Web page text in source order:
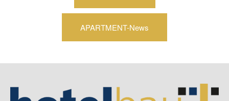
APARTMENT-News